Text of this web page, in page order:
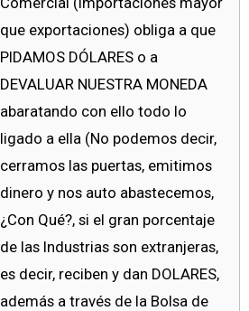
que exportaciones) obliga a que
PIDAMOS DÓLARES o a
DEVALUAR NUESTRA MONEDA
abaratando con ello todo lo
ligado a ella (No podemos decir,
cerramos las puertas, emitimos
dinero y nos auto abastecemos,
¿Con Qué?, si el gran porcentaje
de las Industrias son extranjeras,
es decir, reciben y dan DOLARES,
además a través de la Bolsa de